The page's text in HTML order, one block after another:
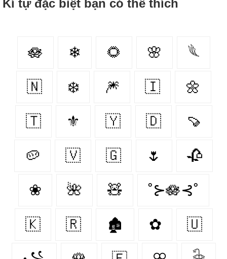
Kí tự đặc biệt bạn có thể thích
🪷 ❄ 🌻 🌸 𓆰
🇳‌ ❄️ 🎆 🇮‌ 🌼
🇹‌ ⚜ 🇾‌ 🇩‌ 🍠
🥔 🇻‌ 🇬‌ 🌷 🥀
❀ 🌺 🧸 ˚⊱🪷⊰˚
🇰‌ 🇷‌ 🏚 ✿ 🇺‌